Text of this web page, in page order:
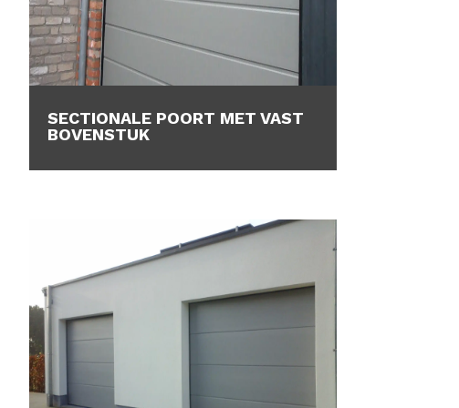
SECTIONALE POORT MET VAST
BOVENSTUK